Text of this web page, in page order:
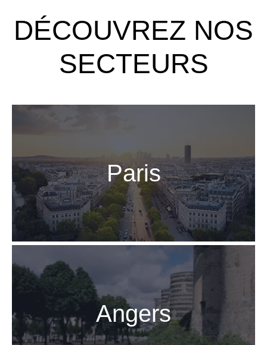
DÉCOUVREZ NOS
SECTEURS
Paris
Angers